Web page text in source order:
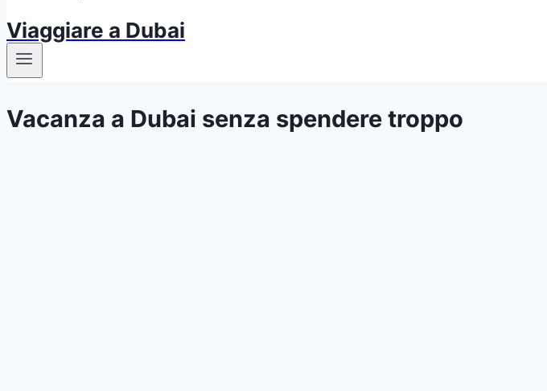
Viaggiare a Dubai
Vacanza a Dubai senza spendere troppo